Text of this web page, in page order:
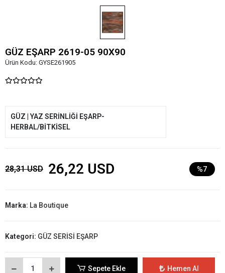
GÜZ EŞARP 2619-05 90X90
Ürün Kodu: GYSE261905
GÜZ | YAZ SERİNLİĞİ EŞARP-
HERBAL/BİTKİSEL
28,31 USD 26,22 USD %7
Marka: La Boutique
Kategori: GÜZ SERİSİ EŞARP
Sepete Ekle Hemen Al